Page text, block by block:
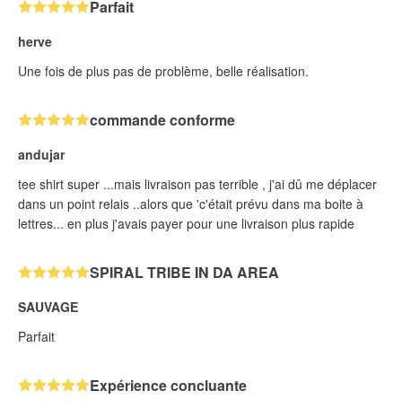
Parfait
herve
Une fois de plus pas de problème, belle réalisation.
commande conforme
andujar
tee shirt super ...mais livraison pas terrible , j'ai dû me déplacer
dans un point relais ..alors que 'c'était prévu dans ma boite à
lettres... en plus j'avais payer pour une livraison plus rapide
SPIRAL TRIBE IN DA AREA
SAUVAGE
Parfait
Expérience concluante